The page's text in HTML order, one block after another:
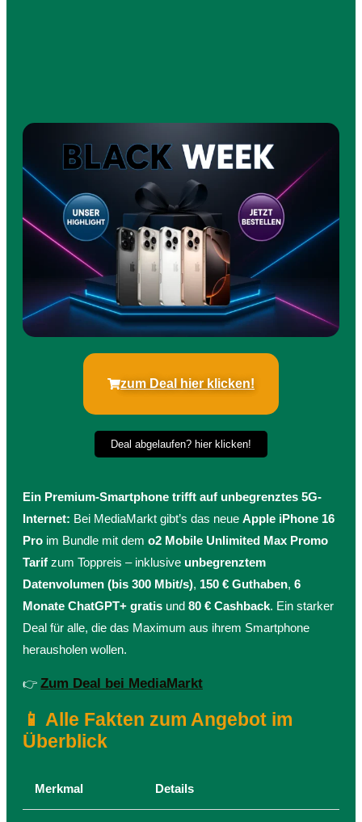
zum Deal hier klicken!
Deal abgelaufen? hier klicken!
Ein Premium-Smartphone trifft auf unbegrenztes 5G-
Internet: Bei MediaMarkt gibt’s das neue Apple iPhone 16
Pro im Bundle mit dem o2 Mobile Unlimited Max Promo
Tarif zum Toppreis – inklusive unbegrenztem
Datenvolumen (bis 300 Mbit/s), 150 € Guthaben, 6
Monate ChatGPT+ gratis und 80 € Cashback. Ein starker
Deal für alle, die das Maximum aus ihrem Smartphone
herausholen wollen.
👉 Zum Deal bei MediaMarkt
📱 Alle Fakten zum Angebot im
Überblick
Merkmal Details